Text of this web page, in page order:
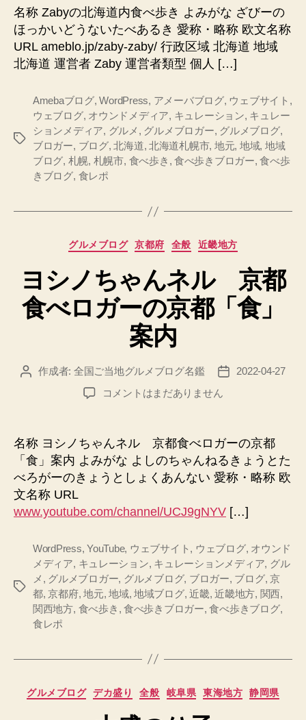
海
道
内
食
べ
き
へ
の
名称 Zabyの北海道内食べ歩き よみがな ざびーの
ほっかいどうないたべあるき 愛称・略称 欧文名称
URL ameblo.jp/zaby-zaby/ 行政区域 北海道 地域
北海道 運営者 Zaby 運営者類型 個人 […]
タ
Amebaブログ,WordPress, アメーバブログ, ウェブサイト ,
ウェブログ, オウンドメディア, キュレーション, キュレー
ションメディア, グルメ , グルメブロガー, グルメブログ,
ブロガー, ブログ,北海道, 北海道札幌市, 地元, 地域, 地域
ブログ, 札幌, 札幌市, 食べ歩き , 食べ歩きブロガー,食べ歩
きブログ, 食レポ
カ
ゴ
リ
ー
グルメブログ 京都府 全般 近畿地方
ヨシノちゃんネル 京都
食べロガーの京都「食」
案内
投 作成者: 全国ご当地グルメブログ名鑑
投
2022-04-27
ヨ
ち
ゃ
ん
ネ
京
食
ロ
ガ
ー
「食」
内
コメントはまだありません
名称 ヨシノちゃんネル 京都食べロガーの京都
「食」案内 よみがな よしのちゃんねるきょうとた
べろがーのきょうとしょくあんない 愛称・略称 欧
文名称 URL
www.youtube.com/channel/UCJ9gNYV […]
タ
WordPress,YouTube, ウェブサイト , ウェブログ, オウンド
メディア, キュレーション, キュレーションメディア, グル
メ , グルメブロガー, グルメブログ, ブロガー, ブログ,京
都,京都府, 地元, 地域, 地域ブログ,近畿,近畿地方, 関西,
関西地方, 食べ歩き , 食べ歩きブロガー,食べ歩きブログ,
食レポ
カ
グルメブログ デカ盛り 全般 岐阜県 東海地方 静岡県